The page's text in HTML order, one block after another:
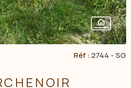
Réf : 2744 - SG